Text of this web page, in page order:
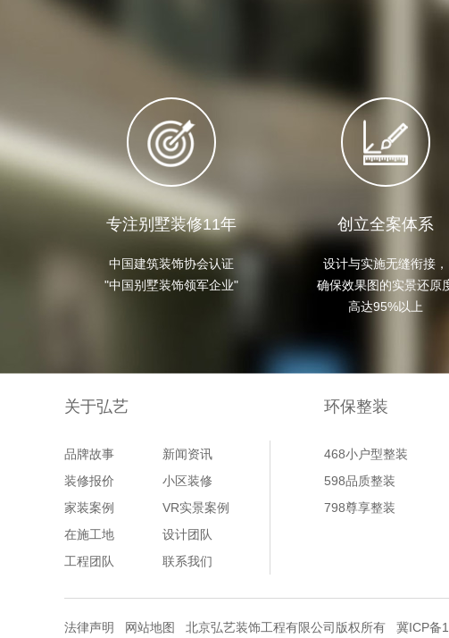
专注别墅装修11年
中国建筑装饰协会认证
"中国别墅装饰领军企业"
创立全案体系
设计与实施无缝衔接，
确保效果图的实景还原
高达95%以上
关于弘艺
品牌故事
新闻资讯
装修报价
小区装修
家装案例
VR实景案例
在施工地
设计团队
工程团队
联系我们
环保整装
468小户型整装
598品质整装
798尊享整装
法律声明 网站地图 北京弘艺装饰工程有限公司版权所有 冀ICP备